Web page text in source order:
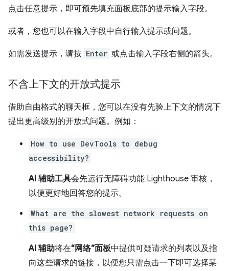
点击任意提示，即可预先填充面板底部的提示输入字段。
或者，您也可以在输入字段中自行输入提示或问题。
如需发送提示，请按 Enter 或点击输入字段右侧的箭头。
不含上下文的开放式提示
借助自由格式的聊天框，您可以在没有先验上下文的情况下
提出更高级别的开放式问题。例如：
How to use DevTools to debug
accessibility?
AI 辅助工具会先运行无障碍功能 Lighthouse 审核，
以便更好地回答您的提示。
What are the slowest network requests on
this page?
AI 辅助将在“网络”面板中提供可疑请求的列表以及指
向这些请求的链接，以便您只需点击一下即可选择某